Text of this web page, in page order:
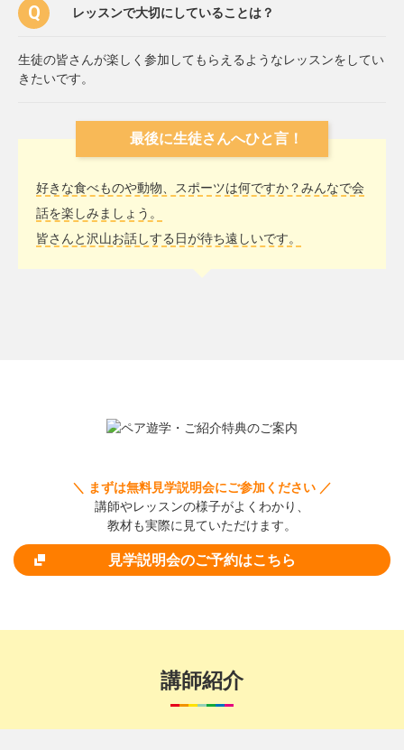
レッスンで大切にしていることは？
生徒の皆さんが楽しく参加してもらえるようなレッスンをしてい
きたいです。
最後に生徒さんへひと言！
好きな食べものや動物、スポーツは何ですか？みんなで会
話を楽しみましょう。
皆さんと沢山お話しする日が待ち遠しいです。
＼ まずは無料見学説明会にご参加ください ／
講師やレッスンの様子がよくわかり、
教材も実際に見ていただけます。
見学説明会のご予約はこちら
講師紹介